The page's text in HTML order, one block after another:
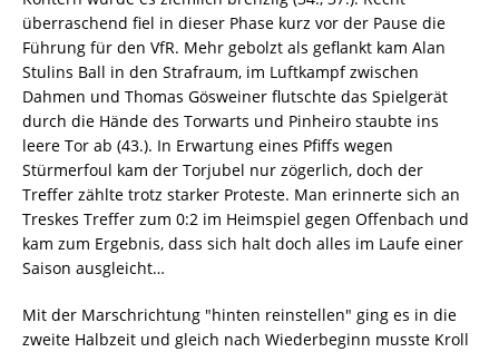
überraschend fiel in dieser Phase kurz vor der Pause die
Führung für den VfR. Mehr gebolzt als geflankt kam Alan
Stulins Ball in den Strafraum, im Luftkampf zwischen
Dahmen und Thomas Gösweiner flutschte das Spielgerät
durch die Hände des Torwarts und Pinheiro staubte ins
leere Tor ab (43.). In Erwartung eines Pfiffs wegen
Stürmerfoul kam der Torjubel nur zögerlich, doch der
Treffer zählte trotz starker Proteste. Man erinnerte sich an
Treskes Treffer zum 0:2 im Heimspiel gegen Offenbach und
kam zum Ergebnis, dass sich halt doch alles im Laufe einer
Saison ausgleicht…
Mit der Marschrichtung "hinten reinstellen" ging es in die
zweite Halbzeit und gleich nach Wiederbeginn musste Kroll